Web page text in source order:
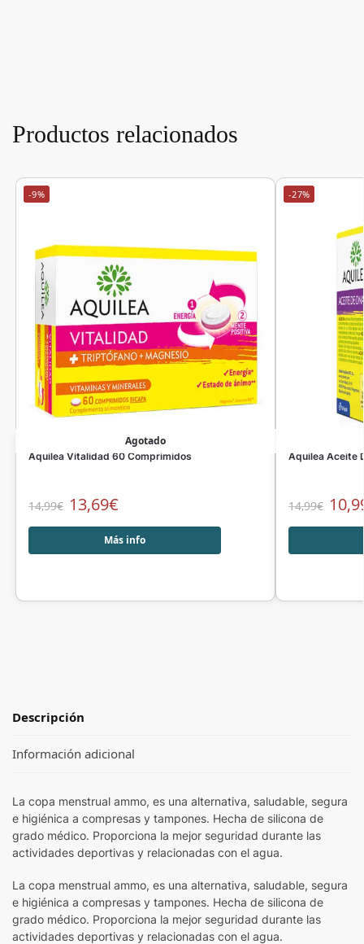
Productos relacionados
-9%
Agotado
Aquilea Vitalidad 60 Comprimidos
14,99€ 13,69€
Más info
-27%
Aquilea Aceite
14,99€
Descripción
Información adicional
La copa menstrual ammo, es una alternativa, saludable, segura
e higiénica a compresas y tampones. Hecha de silicona de
grado médico. Proporciona la mejor seguridad durante las
actividades deportivas y relacionadas con el agua.
La copa menstrual ammo, es una alternativa, saludable, segura
e higiénica a compresas y tampones. Hecha de silicona de
grado médico. Proporciona la mejor seguridad durante las
actividades deportivas y relacionadas con el agua.